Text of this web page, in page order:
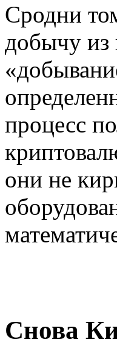
Сродни
добычу из
процесс
они не
Снова